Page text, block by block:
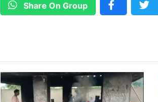
Share On Group